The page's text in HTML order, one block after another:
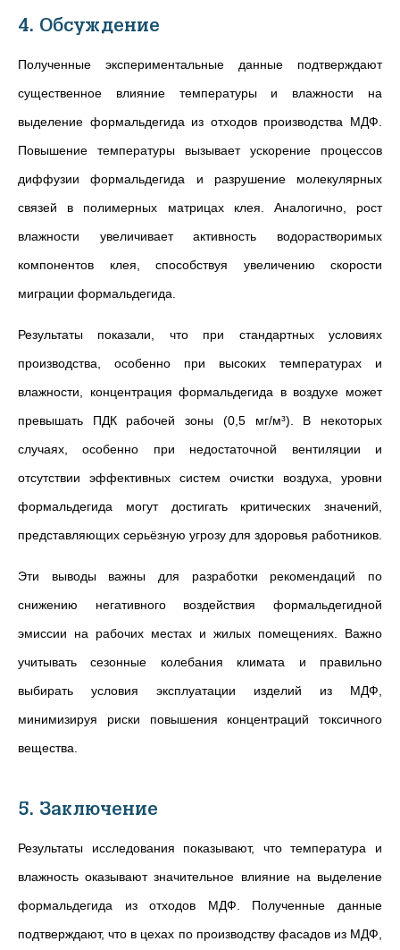
4. Обсуждение
Полученные экспериментальные данные подтверждают
существенное влияние температуры и влажности на
выделение формальдегида из отходов производства МДФ.
Повышение температуры вызывает ускорение процессов
диффузии формальдегида и разрушение молекулярных
связей в полимерных матрицах клея. Аналогично, рост
влажности увеличивает активность водорастворимых
компонентов клея, способствуя увеличению скорости
миграции формальдегида.
Результаты показали, что при стандартных условиях
производства, особенно при высоких температурах и
влажности, концентрация формальдегида в воздухе может
превышать ПДК рабочей зоны (0,5 мг/м³). В некоторых
случаях, особенно при недостаточной вентиляции и
отсутствии эффективных систем очистки воздуха, уровни
формальдегида могут достигать критических значений,
представляющих серьёзную угрозу для здоровья работников.
Эти выводы важны для разработки рекомендаций по
снижению негативного воздействия формальдегидной
эмиссии на рабочих местах и жилых помещениях. Важно
учитывать сезонные колебания климата и правильно
выбирать условия эксплуатации изделий из МДФ,
минимизируя риски повышения концентраций токсичного
вещества.
5. Заключение
Результаты исследования показывают, что температура и
влажность оказывают значительное влияние на выделение
формальдегида из отходов МДФ. Полученные данные
подтверждают, что в цехах по производству фасадов из МДФ,